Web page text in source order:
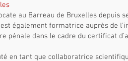
au Barreau de Bruxelles depuis
également formatrice auprès de
pénale dans le cadre du certificat
en tant que collaboratrice